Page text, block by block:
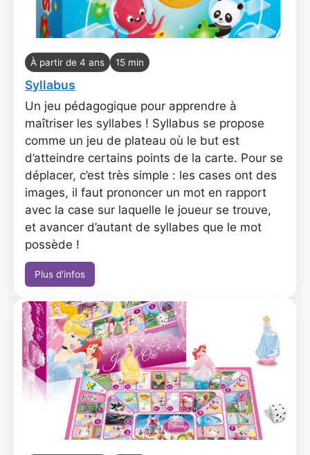
À partir de 4 ans 15 min
Syllabus
Un jeu pédagogique pour apprendre à
maîtriser les syllabes ! Syllabus se propose
comme un jeu de plateau où le but est
d’atteindre certains points de la carte. Pour se
déplacer, c’est très simple : les cases ont des
images, il faut prononcer un mot en rapport
avec la case sur laquelle le joueur se trouve,
et avancer d’autant de syllabes que le mot
possède !
Plus d'infos